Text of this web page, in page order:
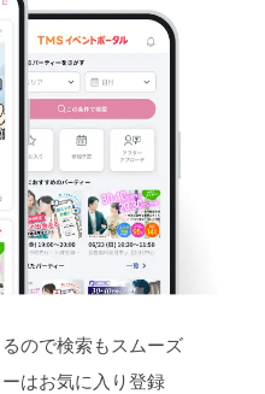
ので検索もスムーズ
はお気に入り登録